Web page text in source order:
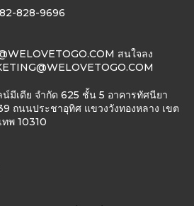
828-9696
สนใจลง
มีเดีย จำกัด 625 ชั้น 5 อาคารทัศนียา
ถนนประชาอุทิศ แขวงวังทองหลาง เขต
ทพ 10310